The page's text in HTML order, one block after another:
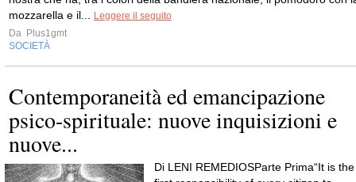
mozzarella e il... Leggere il seguito
Da Plus1gmt
SOCIETÀ
Contemporaneità ed emancipazione
psico-spirituale: nuove inquisizioni e
nuove...
Di LENI REMEDIOSParte Prima“It is the